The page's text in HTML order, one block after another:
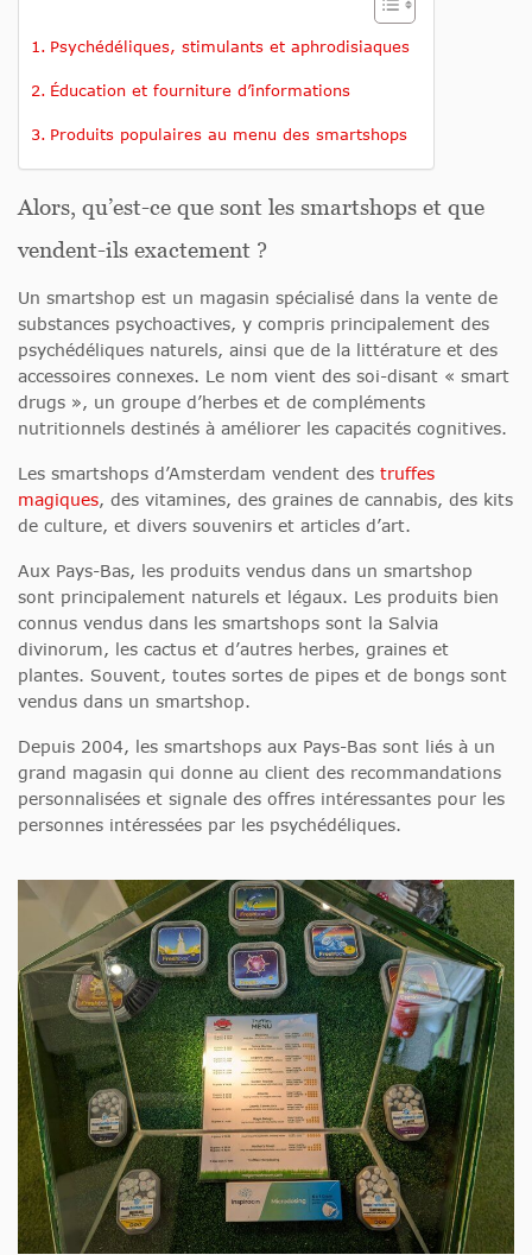
Psychédéliques, stimulants et aphrodisiaques
Éducation et fourniture d’informations
Produits populaires au menu des smartshops
Alors, qu’est-ce que sont les smartshops et que
vendent-ils exactement ?
Un smartshop est un magasin spécialisé dans la vente de
substances psychoactives, y compris principalement des
psychédéliques naturels, ainsi que de la littérature et des
accessoires connexes. Le nom vient des soi-disant « smart
drugs », un groupe d’herbes et de compléments
nutritionnels destinés à améliorer les capacités cognitives.
Les smartshops d’Amsterdam vendent des truffes
magiques, des vitamines, des graines de cannabis, des kits
de culture, et divers souvenirs et articles d’art.
Aux Pays-Bas, les produits vendus dans un smartshop
sont principalement naturels et légaux. Les produits bien
connus vendus dans les smartshops sont la Salvia
divinorum, les cactus et d’autres herbes, graines et
plantes. Souvent, toutes sortes de pipes et de bongs sont
vendus dans un smartshop.
Depuis 2004, les smartshops aux Pays-Bas sont liés à un
grand magasin qui donne au client des recommandations
personnalisées et signale des offres intéressantes pour les
personnes intéressées par les psychédéliques.